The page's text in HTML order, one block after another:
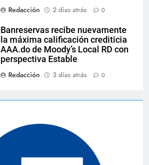
Redacción
2 días atrás 0
Banreservas recibe nuevamente
la máxima calificación crediticia
AAA.do de Moody’s Local RD con
perspectiva Estable
Redacción
3 días atrás 0